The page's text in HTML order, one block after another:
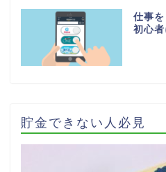
仕事を
初心
貯金できない人必見